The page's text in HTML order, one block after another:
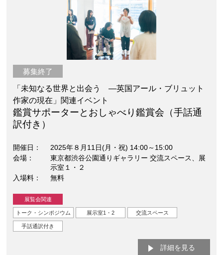
募集終了
「未知なる世界と出会う —英国アール・ブリュット
作家の現在」関連イベント
鑑賞サポーターとおしゃべり鑑賞会（手話通
訳付き）
開催日
2025年８月11日(月・祝) 14:00～15:00
会場
東京都渋谷公園通りギャラリー 交流スペース、展
示室１・２
入場料
無料
展覧会関連
トーク・シンポジウム 展示室1・2 交流スペース
手話通訳付き
詳細を見る